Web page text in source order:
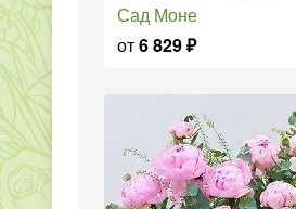
Сад Моне
от6 829₽